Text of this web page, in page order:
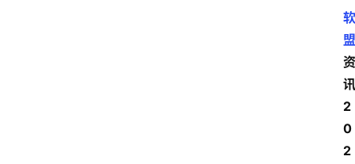
软
盟
资
讯
2
0
2